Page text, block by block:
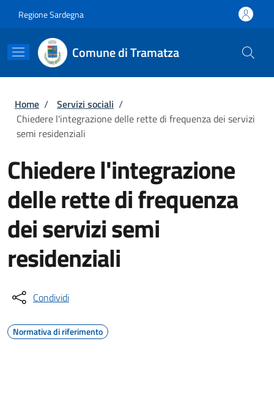
Regione Sardegna
Comune di Tramatza
Briciole di pane
Home / Servizi sociali /
Chiedere l'integrazione delle rette di frequenza dei servizi
semi residenziali
Chiedere l'integrazione
delle rette di frequenza
dei servizi semi
residenziali
Condividi
Normativa di riferimento